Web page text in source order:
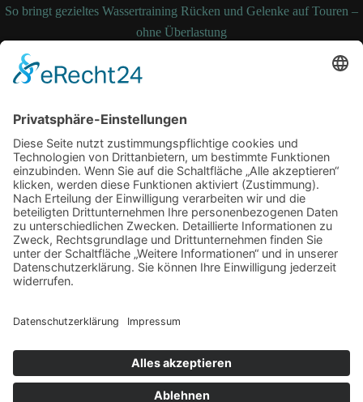
So bringt gezieltes Wassertraining Rücken und Gelenke auf Touren –
ohne Überlastung
So bleibt Ihre Bettdecke auch nach Jahren noch formstabil und
temperaturausgleichend
und durchsetzen
Schlagwörter
Alltag Arbeitsplatz Digital Erkältung Fitness
Gesundheit Grossstadt Hautpflege joggen Kampfkunst
Lauftherapie Mariendistel Menthal Motivation NEM Praxis Sling Trainer
Sport
Stress
Therapie Tipps Training Verein Vitalität Wasserbett Winter
Copyright © 2026 Dein Gesundheits-Portal